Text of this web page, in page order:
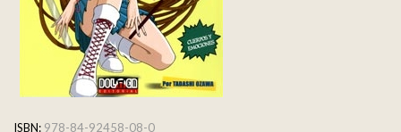
ISBN: 978-84-92458-08-0